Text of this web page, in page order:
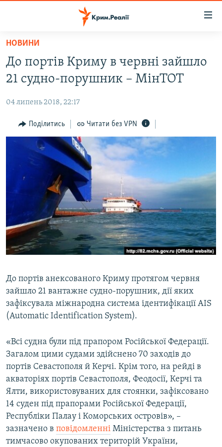
Перейти
основного
матеріалу
Перейти
до
навігації
Перейти
ВОДА.КРИМ
ВІДЕО ТА ФОТО
ПОЛІТИКА
БЛОГИ
ПОГЛЯД
ІНТЕРВ'Ю
ВСЕ ЗА ДЕНЬ
СПЕЦПРОЕКТИ
ДЕПОРТАЦІЯ
ВІДЕОУРОКИ «ELIFBE»
СВІДЧЕННЯ ОКУПАЦІЇ
ІНФОГРАФІКА
ЯК ОБІЙТИ БЛОКУВАННЯ
Русский
Qırımtatar
ДОЛУЧАЙСЯ!
НОВИНИ
До портів Криму в червні зайшло
21 судно-порушник – МінТОТ
04 липень 2018, 22:17
Поділитись Читати без VPN
До портів анексованого Криму протягом червня
зайшло 21 вантажне судно-порушник, дії яких
зафіксувала міжнародна система ідентифікації AIS
(Automatic Identification System).
«Всі судна були під прапором Російської Федерації.
Загалом цими судами здійснено 70 заходів до
портів Севастополя й Керчі. Крім того, на рейді в
акваторіях портів Севастополя, Феодосії, Керчі та
Ялти, використовуваних для стоянки, зафіксовано
14 суден під прапорами Російської Федерації,
Республіки Палау і Коморських островів», –
зазначено в повідомленні Міністерства з питань
тимчасово окупованих територій України,